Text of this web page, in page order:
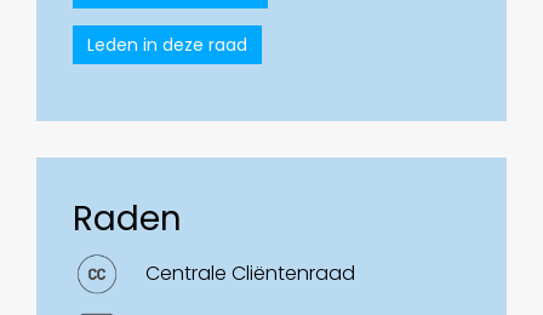
Leden in deze raad
Raden
Centrale Cliëntenraad